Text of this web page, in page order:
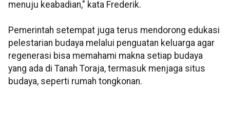
menuju keabadian," kata Frederik.
Pemerintah setempat juga terus mendorong edukasi
pelestarian budaya melalui penguatan keluarga agar
regenerasi bisa memahami makna setiap budaya
yang ada di Tanah Toraja, termasuk menjaga situs
budaya, seperti rumah tongkonan.